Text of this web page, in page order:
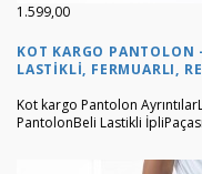
1.599,00
KOT KARGO PANTOLON
LASTIKLI, FERMUARLI,
Kot kargo Pantolon
PantolonBeli Lastikli